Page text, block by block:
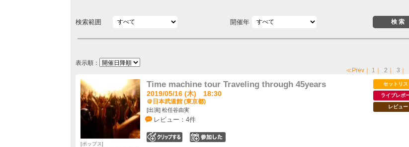
検索範囲 開催年
表示順：
≪Prev ｜ 1 ｜ 2 ｜ 3 ｜
Time machine tour Traveling through 45years
2019/05/16 (木) 18:30
＠日本武道館 (東京都)
[出演] 松任谷由実
レビュー：4件
セットリス
ライブレポ
レビュー
ポップス